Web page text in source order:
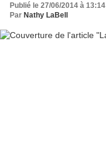
Publié le 27/06/2014 à 13:14
Par Nathy LaBell